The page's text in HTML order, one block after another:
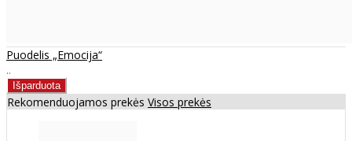
Puodelis „Emocija“
..
Rekomenduojamos prekės Visos prekės